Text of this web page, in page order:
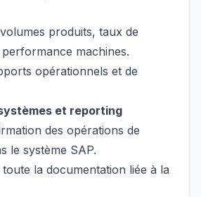
produits, taux de
machines.
opérationnels et de
et reporting
des opérations de
le système SAP.
la documentation liée à la